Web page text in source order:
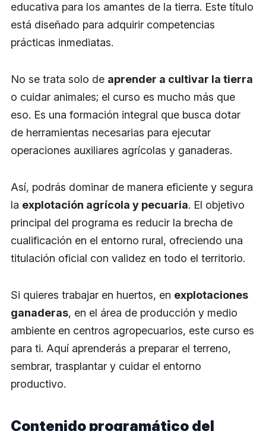
educativa para los amantes de la tierra. Este título
está diseñado para adquirir competencias
prácticas inmediatas.
No se trata solo de aprender a cultivar la tierra
o cuidar animales; el curso es mucho más que
eso. Es una formación integral que busca dotar
de herramientas necesarias para ejecutar
operaciones auxiliares agrícolas y ganaderas.
Así, podrás dominar de manera eficiente y segura
la explotación agrícola y pecuaria. El objetivo
principal del programa es reducir la brecha de
cualificación en el entorno rural, ofreciendo una
titulación oficial con validez en todo el territorio.
Si quieres trabajar en huertos, en explotaciones
ganaderas, en el área de producción y medio
ambiente en centros agropecuarios, este curso es
para ti. Aquí aprenderás a preparar el terreno,
sembrar, trasplantar y cuidar el entorno
productivo.
Contenido programático del